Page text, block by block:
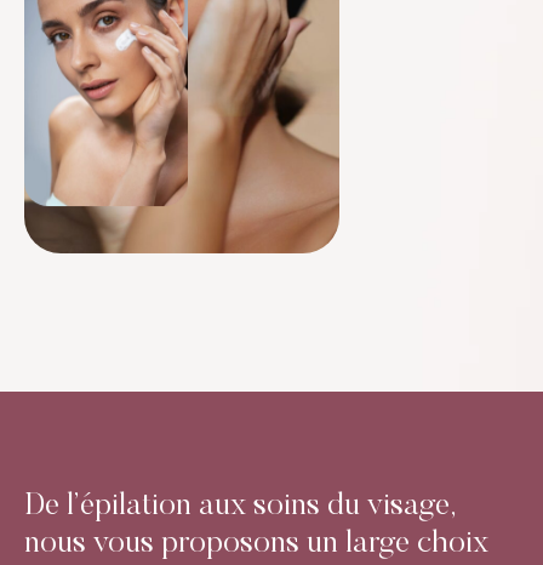
De l’épilation aux soins du visage,
nous vous proposons un large choix